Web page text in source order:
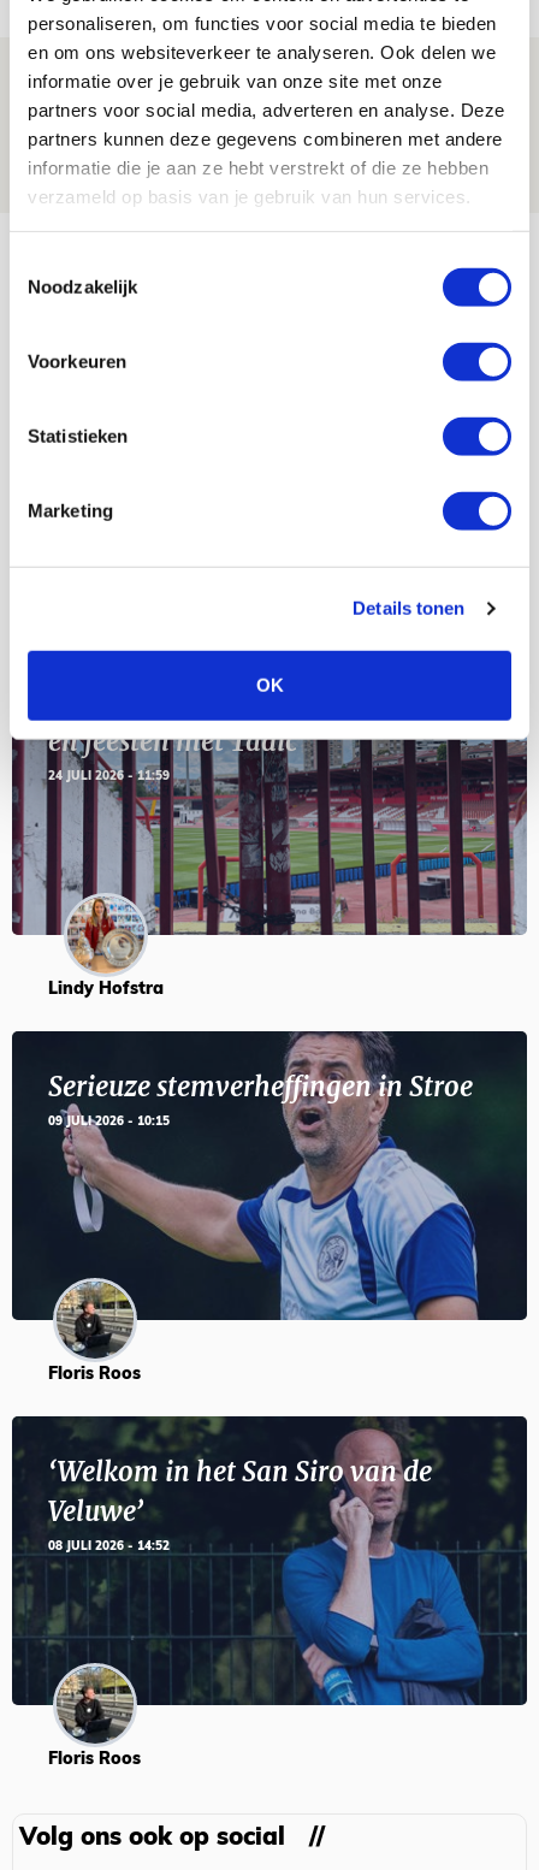
personaliseren, om functies voor social media te bieden
en om ons websiteverkeer te analyseren. Ook delen we
informatie over je gebruik van onze site met onze
partners voor social media, adverteren en analyse. Deze
partners kunnen deze gegevens combineren met andere
informatie die je aan ze hebt verstrekt of die ze hebben
verzameld op basis van je gebruik van hun services.
Noodzakelijk
Voorkeuren
Statistieken
Marketing
Details tonen
OK
Laatste Kaarten Actie Ajax - sc
Heerenveen [UITVERKOCHT]
05 AUGUSTUS 2026 - 15:00
NIEUWS
Bekijk meer
AGENDA
23
Selectiedag ballenjongens/-meiden
Servische maffiabaas in grauwe bak
en feesten met Tadic
24 JULI 2026 - 11:59
Lindy Hofstra
Serieuze stemverheffingen in Stroe
09 JULI 2026 - 10:15
Floris Roos
‘Welkom in het San Siro van de
Veluwe’
08 JULI 2026 - 14:52
Floris Roos
Volg ons ook op social